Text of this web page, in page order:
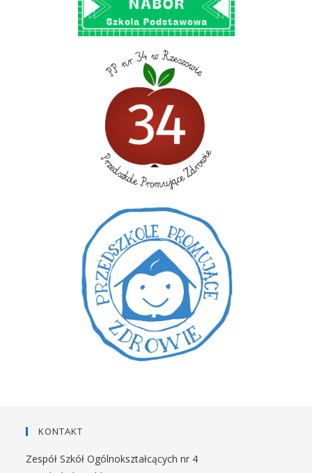
KONTAKT
Zespół Szkół Ogólnokształcących nr 4